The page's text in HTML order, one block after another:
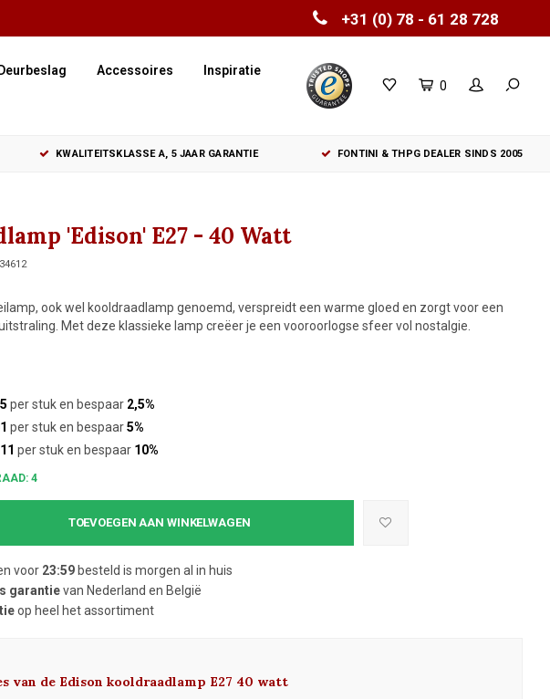
+31 (0) 78 - 61 28 728
Deurbeslag Accessoires Inspiratie
0
KWALITEITSKLASSE A, 5 JAAR GARANTIE FONTINI & THPG DEALER SINDS 2005
'Edison' E27 - 40 Watt
ook wel kooldraadlamp genoemd, verspreidt een warme gloed en zorgt voor een
Met deze klassieke lamp creëer je een vooroorlogse sfeer vol nostalgie.
per stuk en bespaar 2,5%
per stuk en bespaar5%
per stuk en bespaar 10%
4
TOEVOEGEN AAN WINKELWAGEN
voor 23:59besteld is morgen al in huis
garantievan Nederland en België
op heel het assortiment
van de Edison kooldraadlamp E27 40 watt